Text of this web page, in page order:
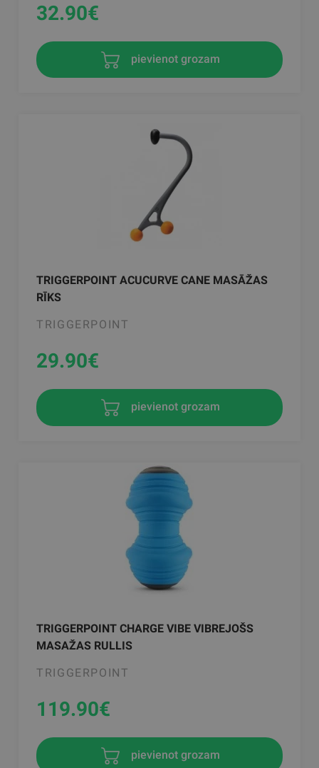
32.90€
pievienot grozam
TRIGGERPOINT ACUCURVE CANE MASĀŽAS
RĪKS
TRIGGERPOINT
29.90€
pievienot grozam
TRIGGERPOINT CHARGE VIBE VIBREJOŠS
MASAŽAS RULLIS
TRIGGERPOINT
119.90€
pievienot grozam